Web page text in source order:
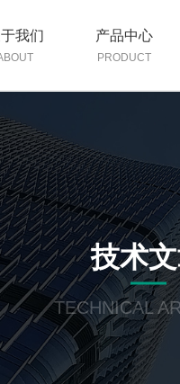
我们 产品中心
PRODUCT
技术
TECHNICAL